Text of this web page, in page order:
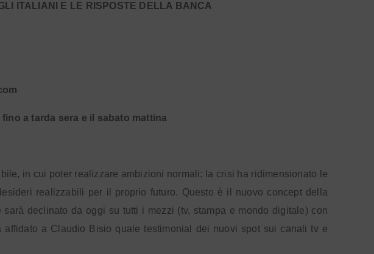
ITALIANI E LE RISPOSTE DELLA BANCA
a tarda sera e il sabato mattina
in cui poter realizzare ambizioni normali: la crisi ha ridimensionato le
realizzabili per il proprio futuro. Questo è il nuovo concept della
declinato da oggi su tutti i mezzi (tv, stampa e mondo digitale) con
a Claudio Bisio quale testimonial dei nuovi spot sui canali tv e